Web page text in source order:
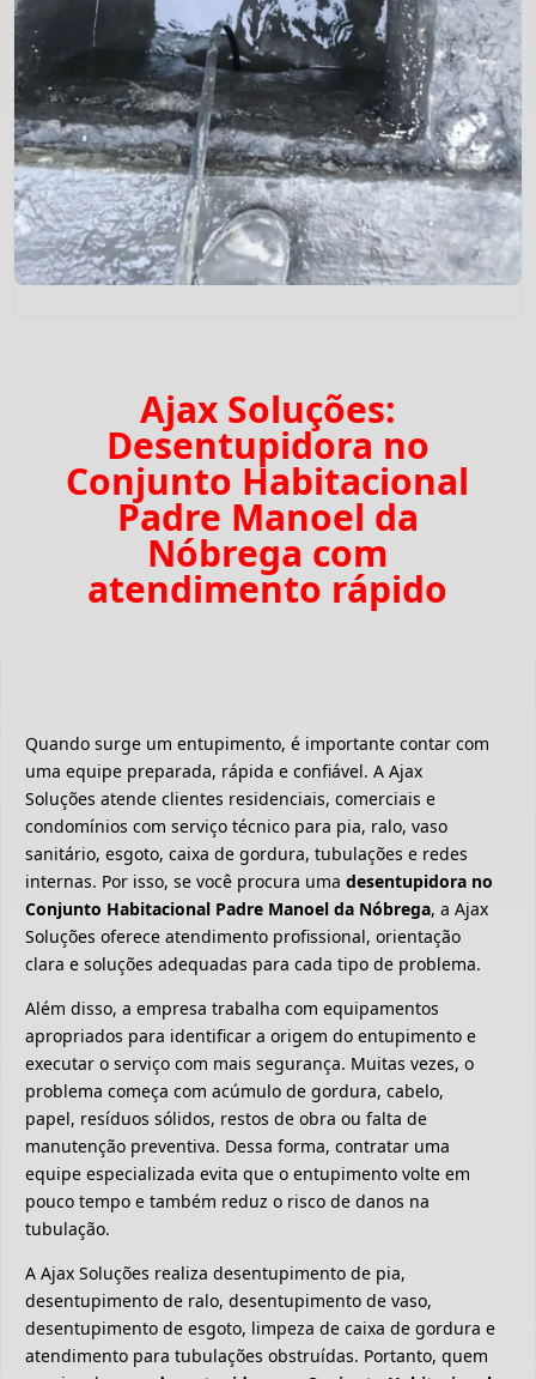
Ajax Soluções:
Desentupidora no
Conjunto Habitacional
Padre Manoel da
Nóbrega com
atendimento rápido
Quando surge um entupimento, é importante contar com
uma equipe preparada, rápida e confiável. A Ajax
Soluções atende clientes residenciais, comerciais e
condomínios com serviço técnico para pia, ralo, vaso
sanitário, esgoto, caixa de gordura, tubulações e redes
internas. Por isso, se você procura uma desentupidora no
Conjunto Habitacional Padre Manoel da Nóbrega, a Ajax
Soluções oferece atendimento profissional, orientação
clara e soluções adequadas para cada tipo de problema.
Além disso, a empresa trabalha com equipamentos
apropriados para identificar a origem do entupimento e
executar o serviço com mais segurança. Muitas vezes, o
problema começa com acúmulo de gordura, cabelo,
papel, resíduos sólidos, restos de obra ou falta de
manutenção preventiva. Dessa forma, contratar uma
equipe especializada evita que o entupimento volte em
pouco tempo e também reduz o risco de danos na
tubulação.
A Ajax Soluções realiza desentupimento de pia,
desentupimento de ralo, desentupimento de vaso,
desentupimento de esgoto, limpeza de caixa de gordura e
atendimento para tubulações obstruídas. Portanto, quem